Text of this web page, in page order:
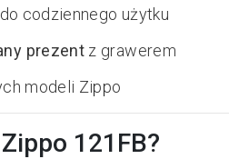
codziennego użytku
prezent z grawerem
modeli Zippo
121FB?